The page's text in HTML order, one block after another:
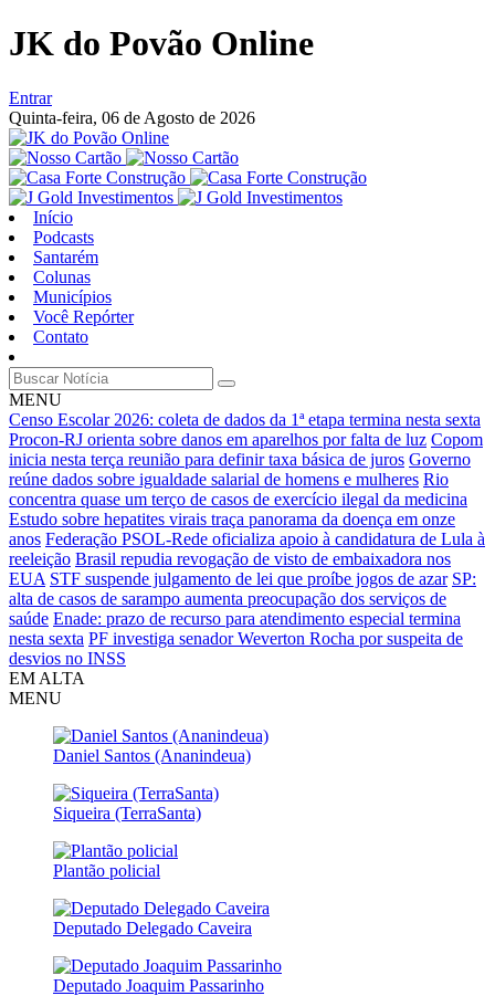
JK do Povão Online
Entrar
Quinta-feira, 06 de Agosto de 2026
Início
Podcasts
Santarém
Colunas
Municípios
Você Repórter
Contato
MENU
Censo Escolar 2026: coleta de dados da 1ª etapa termina nesta sexta
Procon-RJ orienta sobre danos em aparelhos por falta de luz Copom
inicia nesta terça reunião para definir taxa básica de juros Governo
reúne dados sobre igualdade salarial de homens e mulheres Rio
concentra quase um terço de casos de exercício ilegal da medicina
Estudo sobre hepatites virais traça panorama da doença em onze
anos Federação PSOL-Rede oficializa apoio à candidatura de Lula à
reeleição Brasil repudia revogação de visto de embaixadora nos
EUA STF suspende julgamento de lei que proíbe jogos de azar SP:
alta de casos de sarampo aumenta preocupação dos serviços de
saúde Enade: prazo de recurso para atendimento especial termina
nesta sexta PF investiga senador Weverton Rocha por suspeita de
desvios no INSS
EM ALTA
MENU
Daniel Santos (Ananindeua)
Siqueira (TerraSanta)
Plantão policial
Deputado Delegado Caveira
Deputado Joaquim Passarinho